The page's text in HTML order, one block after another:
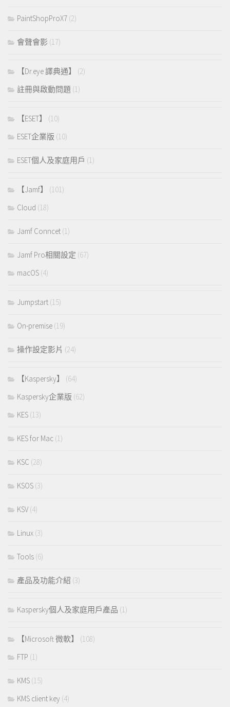
PaintShopProX7 (2)
會聲會影 (17)
【Dr.eye 譯典通】
(2)
註冊與啟動問題 (1)
【ESET】
(10)
ESET企業版 (10)
ESET個人及家庭用戶 (1)
【Jamf】
(101)
Cloud (18)
Jamf Conncet (1)
Jamf Pro相關設定 (67)
macOS (4)
Jumpstart (15)
On-premise (19)
操作設定影片 (24)
【Kaspersky】
(64)
Kaspersky企業版 (62)
KES (13)
KES for Mac (1)
KSC (28)
KSOS (3)
KSV (4)
Linux (3)
Tools (6)
產品及功能介紹 (3)
Kaspersky個人及家庭用戶產品 (1)
【Microsoft 微軟】
(108)
FTP (1)
KMS (15)
KMS client key (4)